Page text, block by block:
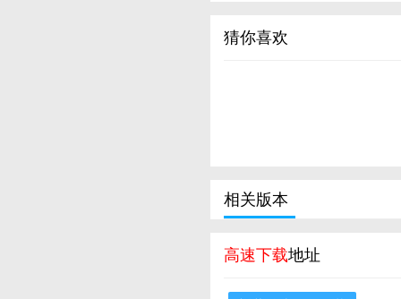
猜你喜欢
相关版本
高速下载地址